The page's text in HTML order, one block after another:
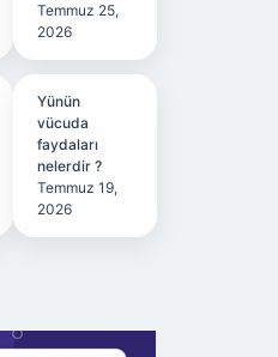
Temmuz 25,
2026
Yünün
vücuda
faydaları
nelerdir ?
Temmuz 19,
2026